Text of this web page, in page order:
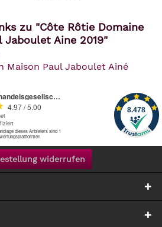
zu "Côte Rôtie Domaine
Jaboulet Aine 2019"
Maison Paul Jaboulet Ainé
widerrufen